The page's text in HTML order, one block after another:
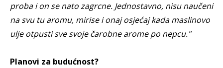
proba i on se nato zagrcne. Jednostavno, nisu naučeni
na svu tu aromu, mirise i onaj osjećaj kada maslinovo
ulje otpusti sve svoje čarobne arome po nepcu."
Planovi za budućnost?